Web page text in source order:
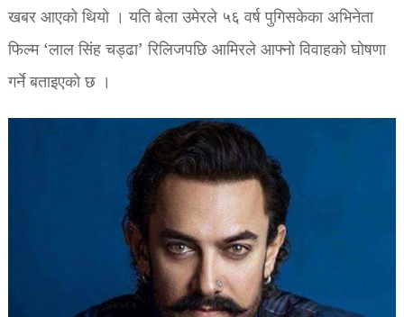
खबर आएको थियो । यति बेला उमेरले ५६ वर्ष पुगिसकेका अभिनेता
फिल्म ‘लाल सिंह चड्ढा’ रिलिजपछि आमिरले आफ्नो विवाहको घोषणा
गर्ने बताइएको छ ।